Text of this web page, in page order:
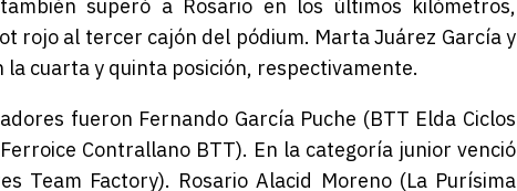
superó a Rosario en los últimos kilómetros,
rojo al tercer cajón del pódium. Marta Juárez García y
cuarta y quinta posición, respectivamente.
fueron Fernando García Puche (BTT Elda Ciclos
Contrallano BTT). En la categoría junior venció
Team Factory). Rosario Alacid Moreno (La Purísima